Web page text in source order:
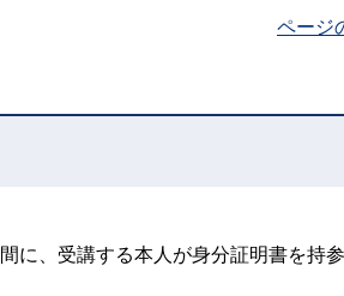
ページ
に、受講する本人が身分証明書を持